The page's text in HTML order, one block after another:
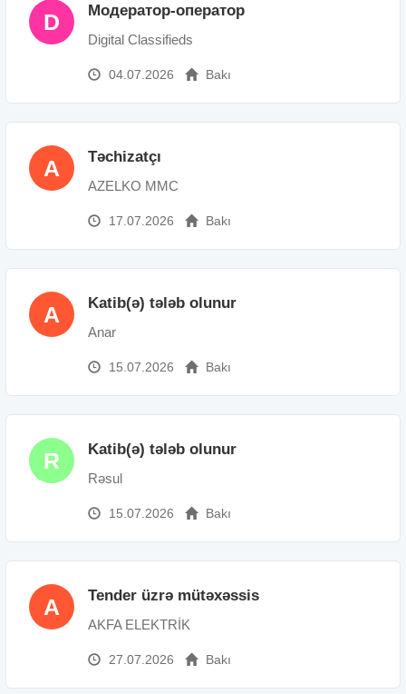
D Модератор-оператор
Digital Classifieds
04.07.2026 Bakı
A Təchizatçı
AZELKO MMC
17.07.2026 Bakı
A Katib(ə) tələb olunur
Anar
15.07.2026 Bakı
R Katib(ə) tələb olunur
Rəsul
15.07.2026 Bakı
A Tender üzrə mütəxəssis
AKFA ELEKTRİK
27.07.2026 Bakı